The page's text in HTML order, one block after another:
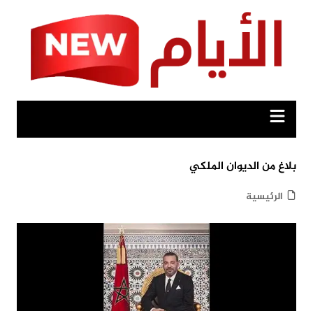
بلاغ من الديوان الملكي
الرئيسية